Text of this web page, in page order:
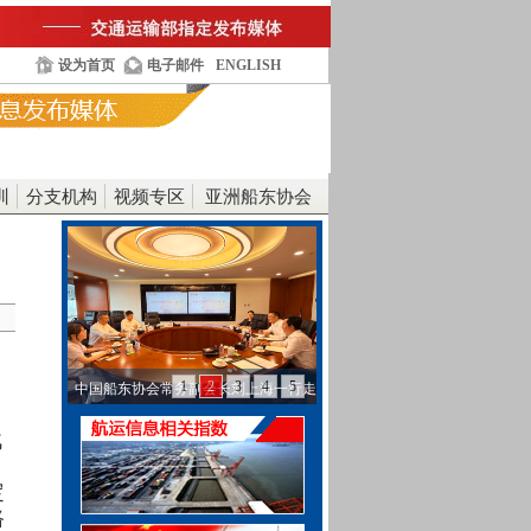
设为首页 电子邮件 ENGLISH
分支机构 视频专区 亚洲船东协会
中国船东协会常务副会长刘上海一行走
访工银金融租赁…
1 2 3 4 5